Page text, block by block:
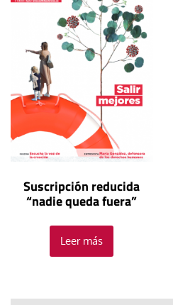
Suscripción reducida
“nadie queda fuera”
Leer más